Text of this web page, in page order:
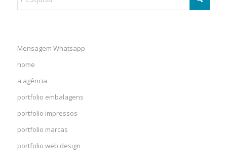
Mensagem Whatsapp
home
a agência
portfolio embalagens
portfolio impressos
portfolio marcas
portfolio web design